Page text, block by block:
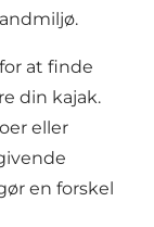
at finde
din kajak.
eller
en forskel